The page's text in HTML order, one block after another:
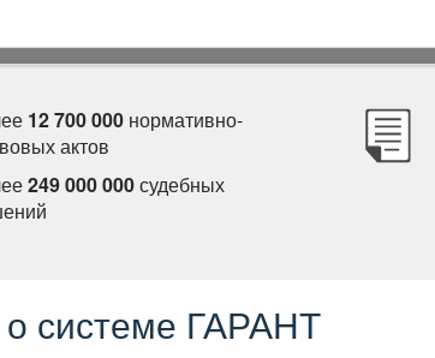
12 700 000 нормативно-
акто
249 000 000судебных
системе ГАРАНТ